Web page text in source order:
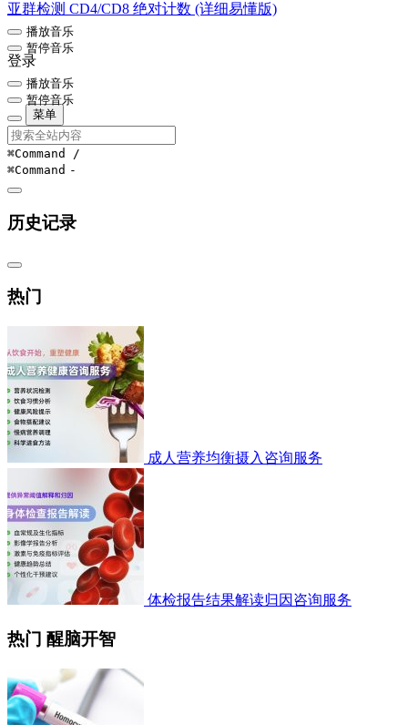
亚群检测 CD4/CD8 绝对计数 (详细易懂版)
播放音乐
暂停音乐
登录
播放音乐
暂停音乐
菜单
⌘Command /
⌘Command -
历史记录
热门
成人营养均衡摄入咨询服务
体检报告结果解读归因咨询服务
热门 醒脑开智